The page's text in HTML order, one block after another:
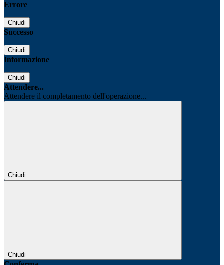
Errore
Chiudi
Successo
Chiudi
Informazione
Chiudi
Attendere...
Attendere il completamento dell'operazione...
Chiudi
Chiudi